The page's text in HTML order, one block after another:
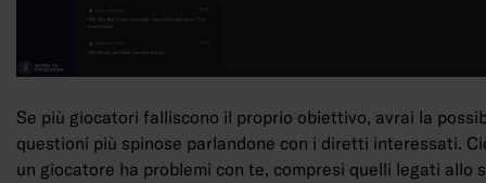
Se più giocatori falliscono il proprio obiettivo, avrai la
questioni più spinose parlandone con i diretti interessati.
un giocatore ha problemi con te, compresi quelli legati allo